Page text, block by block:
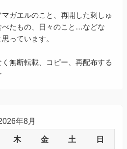
ガエルのこと、再開した刺しゅ
べたもの、日々のこと…などな
っています。
無断転載、コピー、再配布する
年8月
木 金 土 日